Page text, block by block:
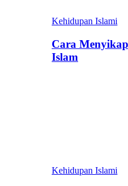
Kehidupan Islami
Cara
Islam
Kehidupan Islami